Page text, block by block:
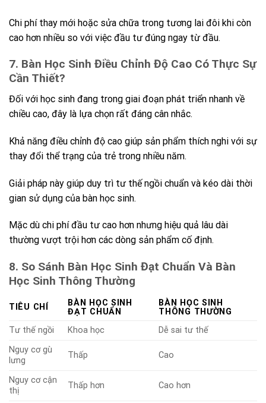
Chi phí thay mới hoặc sửa chữa trong tương lai đôi khi còn
cao hơn nhiều so với việc đầu tư đúng ngay từ đầu.
7. Bàn Học Sinh Điều Chỉnh Độ Cao Có Thực Sự
Cần Thiết?
Đối với học sinh đang trong giai đoạn phát triển nhanh về
chiều cao, đây là lựa chọn rất đáng cân nhắc.
Khả năng điều chỉnh độ cao giúp sản phẩm thích nghi với sự
thay đổi thể trạng của trẻ trong nhiều năm.
Giải pháp này giúp duy trì tư thế ngồi chuẩn và kéo dài thời
gian sử dụng của bàn học sinh.
Mặc dù chi phí đầu tư cao hơn nhưng hiệu quả lâu dài
thường vượt trội hơn các dòng sản phẩm cố định.
8. So Sánh Bàn Học Sinh Đạt Chuẩn Và Bàn
Học Sinh Thông Thường
TIÊU CHÍ
BÀN HỌC SINH
ĐẠT CHUẨN
BÀN HỌC SINH
THÔNG THƯỜNG
Tư thế ngồi
Khoa học
Dễ sai tư thế
Nguy cơ gù
lưng
Thấp Cao
Nguy cơ cận
thị
Thấp hơn Cao hơn